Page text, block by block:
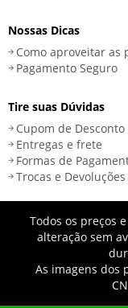
Nossas Dicas
Como aproveitar as
Pagamento Seguro
Tire suas Dúvidas
Cupom de Desconto
Entregas e frete
Formas de
Trocas e Devoluções
Todos os preços
alteração sem
As imagens dos